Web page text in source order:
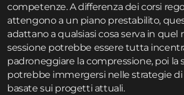
competenze. A differenza dei corsi
attengono a un piano prestabilito,
adattano a qualsiasi cosa serva in
sessione potrebbe essere tutta
padroneggiare la compressione, poi la
potrebbe immergersi nelle strategie
basate sui progetti attuali.